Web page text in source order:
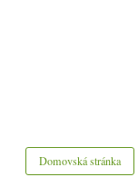
Domovská stránka